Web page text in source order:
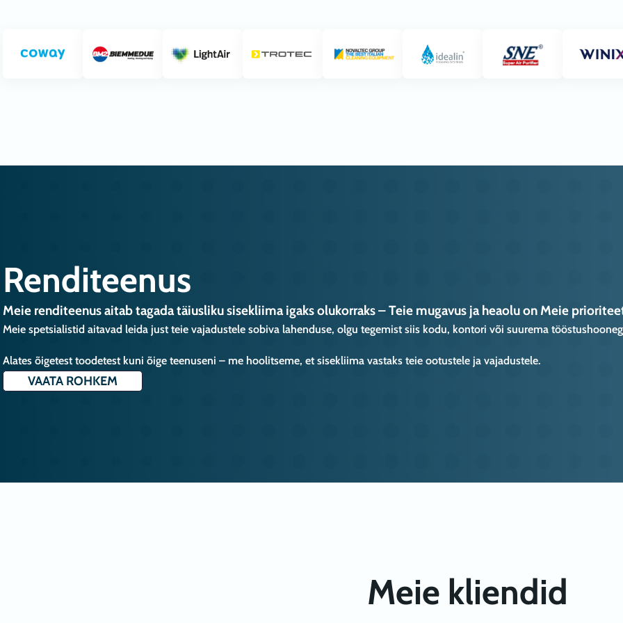
Renditeenus
Meie renditeenus aitab tagada täiusliku sisekliima igaks olukorraks – Teie mugavus ja heaolu on Meie
Meie spetsialistid aitavad leida just teie vajadustele sobiva lahenduse, olgu tegemist siis kodu, kontori või suurema
Alates õigetest toodetest kuni õige teenuseni – me hoolitseme, et sisekliima vastaks teie ootustele ja vajadustele.
VAATA ROHKEM
Meie kliendid